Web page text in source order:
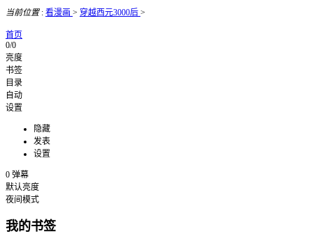
当前位置: 看漫画 > 穿越西元3000后 >
首页
0/0
亮度
书签
目录
自动
设置
隐藏
发表
设置
0 弹幕
默认亮度
夜间模式
我的书签